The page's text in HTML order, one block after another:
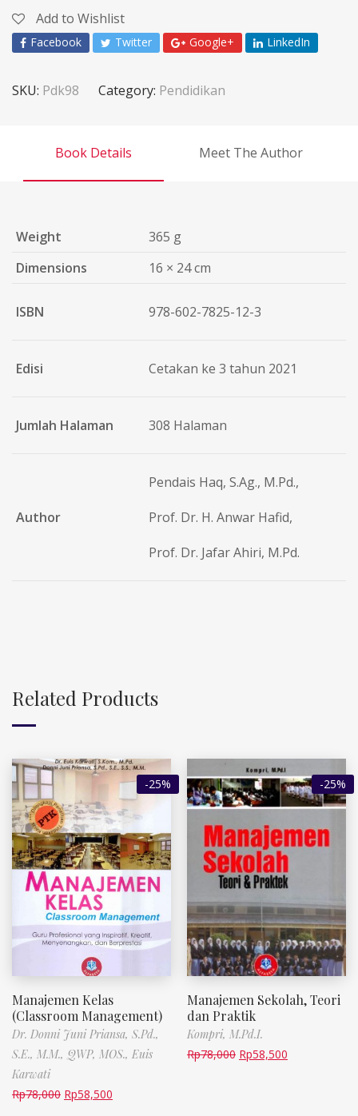
Add to Wishlist
Facebook Twitter Google+ LinkedIn
SKU: Pdk98 Category: Pendidikan
Book Details Meet The Author
Weight
365 g
Dimensions
16 × 24 cm
ISBN 978-602-7825-12-3
Edisi Cetakan ke 3 tahun 2021
Jumlah Halaman 308 Halaman
Author
Pendais Haq, S.Ag., M.Pd.,
Prof. Dr. H. Anwar Hafid,
Prof. Dr. Jafar Ahiri, M.Pd.
Related Products
-25%
Manajemen Kelas
(Classroom Management)
Dr. Donni Juni Priansa, S.Pd.,
S.E., M.M., QWP, MOS., Euis
Karwati
Rp78,000 Rp58,500
-25%
Manajemen Sekolah, Teori
dan Praktik
Kompri, M.Pd.I.
Rp78,000 Rp58,500